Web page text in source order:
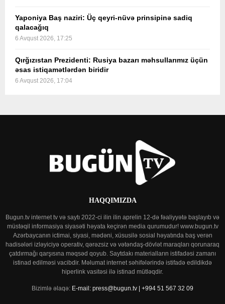
Yaponiya Baş naziri: Üç qeyri-nüvə prinsipinə sadiq
qalacağıq
6 Avqust 2026, 17:25
Qırğızıstan Prezidenti: Rusiya bazarı məhsullarımız üçün
əsas istiqamətlərdən biridir
6 Avqust 2026, 17:04
HAQQIMIZDA
Bugun.tv internet tv və saytı 2022-ci ilin ilin aprelin 12-də fəaliyyətə başlayıb və
müstəqil informasiya siyasəti həyata keçirən media qurumudur! www.bugun.tv
Azərbaycanın ictimai, siyasi, mədəni, xüsusilə sosial həyatında baş verən
hadisələri izləyiciyə operativ, qərəzsiz və vətəndaş-dövlət maraqları qorunaraq
çatdırmağı qarşısına məqsəd qoyub. Saytdakı materialların istifadəsi zamanı
istinad edilməsi vacibdir. Məlumat internet səhifələrində istifadə edildikdə
hiperlink vasitəsi ilə istinad mütləqdir.
Bizimlə əlaqə: E-mail: press@bugun.tv | +994 51 567 32 09